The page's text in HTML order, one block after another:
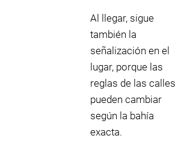
Al llegar, sigue
también la
señalización en el
lugar, porque las
reglas de las calles
pueden cambiar
según la bahía
exacta.